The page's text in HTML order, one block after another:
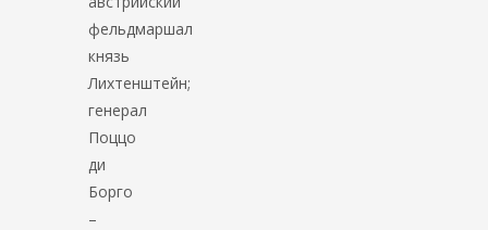
фельдмаршал
князь
Лихтенштейн;
генерал
Поццо
ди
Борго
–